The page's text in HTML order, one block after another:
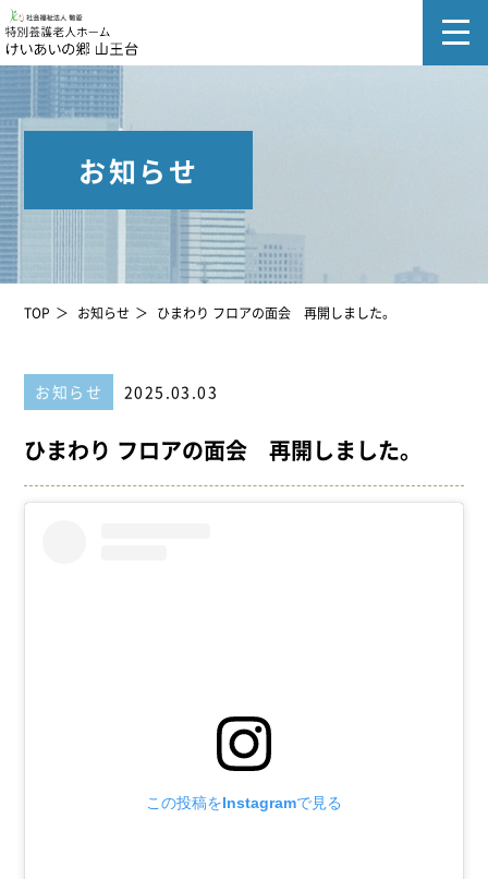
お知らせ
TOP お知らせ ひまわり フロアの面会 再開しました。
お知らせ 2025.03.03
ひまわり フロアの面会 再開しました。
この投稿をInstagramで見る